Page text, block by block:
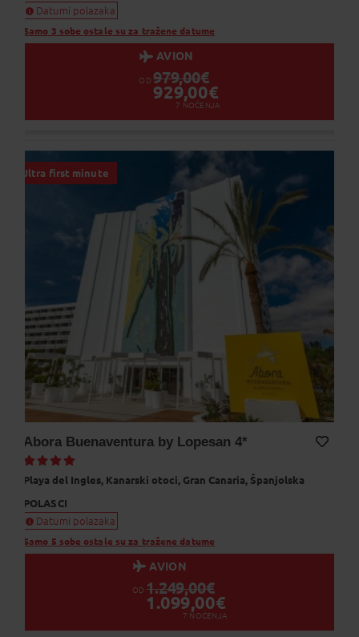
Datumi polazaka
Samo 3 sobe ostale su za tražene datume
AVION
OD 979,00€
929,00€
7 NOĆENJA
Ultra first minute
Abora Buenaventura by Lopesan 4*
Playa del Ingles, Kanarski otoci, Gran Canaria, Španjolska
POLASCI
Datumi polazaka
Samo 5 sobe ostale su za tražene datume
AVION
OD 1.249,00€
1.099,00€
7 NOĆENJA